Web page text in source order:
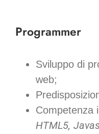
Programmer
Sviluppo di
web;
Competenza
HTML5,